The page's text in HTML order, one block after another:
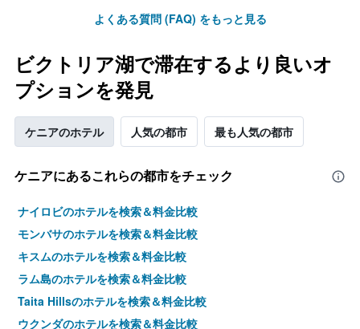
よくある質問 (FAQ) をもっと見る
ビクトリア湖で滞在するより良いオ
プションを発見
ケニアのホテル 人気の都市 最も人気の都市
ケニア​にあるこれらの都市をチェック
ナイロビのホテルを検索＆料金比較
モンバサのホテルを検索＆料金比較
キスムのホテルを検索＆料金比較
ラム島のホテルを検索＆料金比較
Taita Hillsのホテルを検索＆料金比較
ウクンダのホテルを検索＆料金比較